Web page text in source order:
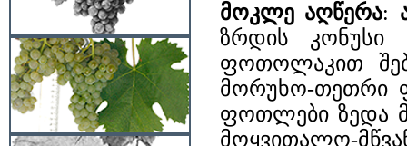
მოკლე აღწერა:
ზრდის კონუსი
ფოთოლაკით
მორუხო-თეთრი
ფოთლები ზედა
მოყვითალო-